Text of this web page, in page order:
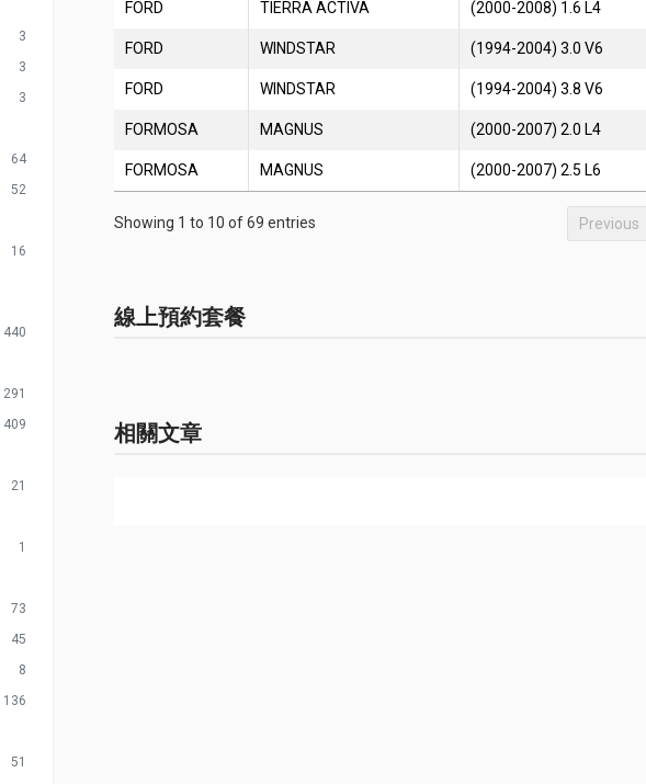
3
3
3
64
52
16
440
291
409
21
1
73
45
8
136
51
FORD TIERRA ACTIVA (2000-2008) 1.6 L4
FORD WINDSTAR (1994-2004) 3.0 V6
FORD WINDSTAR (1994-2004) 3.8 V6
FORMOSA MAGNUS (2000-2007) 2.0 L4
FORMOSA MAGNUS (2000-2007) 2.5 L6
Showing 1 to 10 of 69 entries Previous
線上預約套餐
相關文章